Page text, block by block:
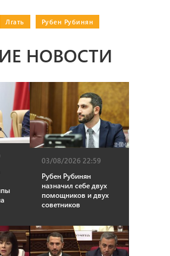
Лгать Рубен Рубинян
НОВОСТИ
03/08/2026 22:59
Рубен Рубинян
назначил себе двух
помощников и двух
советников